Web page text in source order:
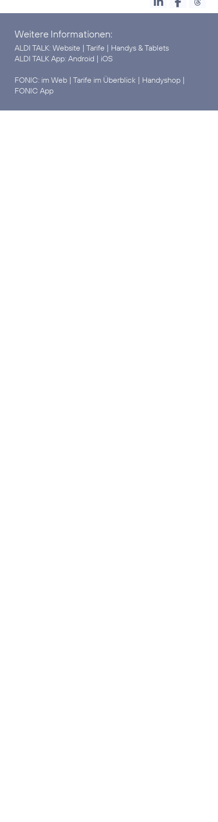
Weitere Informationen:
ALDI TALK: Website | Tarife | Handys & Tablets
ALDI TALK App: Android | iOS
FONIC: im Web | Tarife im Überblick | Handyshop |
FONIC App